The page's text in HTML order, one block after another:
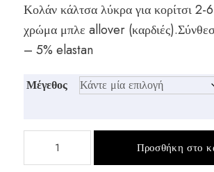
price
was:
τρέχουσα
τιμή
€10,00.
Κολάν κάλτσα λύκρα για κορίτσι 2-
χρώμα μπλε allover
– 5% elastan
Μέγεθος
Προσθήκη στο